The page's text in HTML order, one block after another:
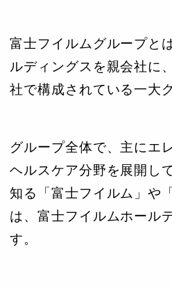
富士フイルムグループと
ルディングスを親会社に
社で構成されている一大
グループ全体で、主にエ
ヘルスケア分野を展開し
知る「富士フイルム」や
は、富士フイルムホール
す。